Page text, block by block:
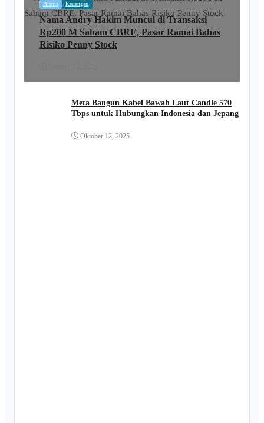
Bisnis Keuangan
Nama Andry Hakim Muncul di Transaksi
Rp200 M Saham CBRE, Pasar Ramai Bahas
Risiko Penny Stock
Meta Bangun Kabel Bawah Laut Candle 570
Tbps untuk Hubungkan Indonesia dan Jepang
Oktober 12, 2025